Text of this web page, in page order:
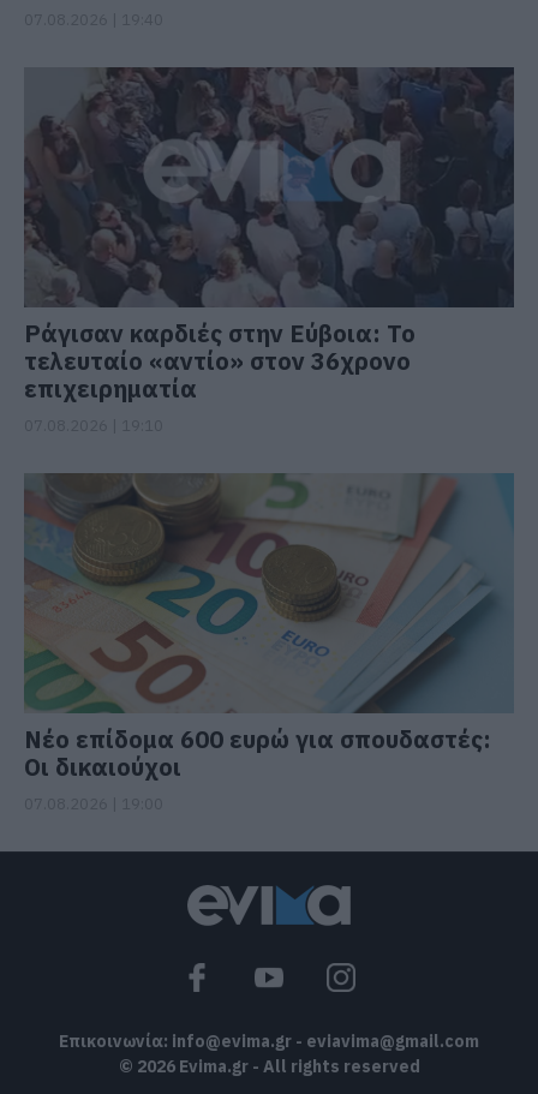
Ράγισαν καρδιές στην Εύβοια: Το
τελευταίο «αντίο» στον 36χρονο
επιχειρηματία
Νέο επίδομα 600 ευρώ για σπουδαστές:
Οι δικαιούχοι
Επικοινωνία: info@evima.gr - eviavima@gmail.com
© 2026 Evima.gr - All rights reserved